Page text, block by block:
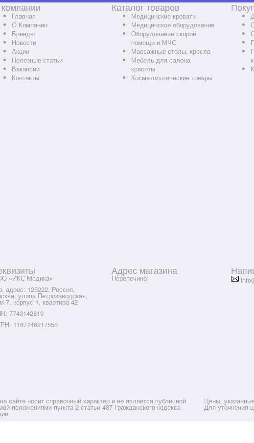
Главная
О Компании
Бренды
Новости
Акции
Полезные статьи
Вакансии
Контакты
Каталог товаров
Медицинские кровати
Медицинское оборудование
Оборудование скорой
помощи и МЧС
Массажные столы, кресла
Мебель для салона
красоты
Косметологические товары
«ИКС Медика»
адрес: 125222, Россия,
улица Петрозаводская,
7, корпус 1, квартира 42
7743142819
1167746217550
Адрес магазина
Перепечино
сайте носит справочный характер и не является публичной
положениями пункта 2 статьи 437 Гражданского кодекса
Цены,
Для уточнения